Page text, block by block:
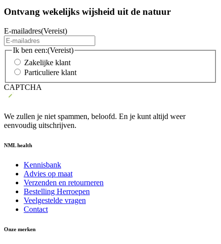
Ontvang wekelijks wijsheid uit de natuur
E-mailadres(Vereist)
Ik ben een:(Vereist)
Zakelijke klant
Particuliere klant
CAPTCHA
We zullen je niet spammen, beloofd. En je kunt altijd weer
eenvoudig uitschrijven.
NML health
Kennisbank
Advies op maat
Verzenden en retourneren
Bestelling Herroepen
Veelgestelde vragen
Contact
Onze merken